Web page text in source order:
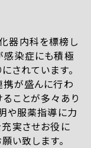
器内科を標榜し
感染症にも積極
されています。
携が盛んに行わ
ことが多々あり
や服薬指導に力
実させお役に
い致します。